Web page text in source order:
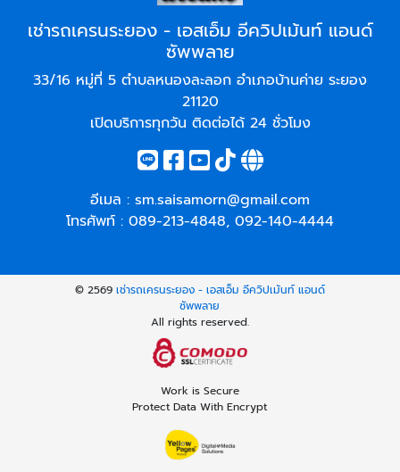
เช่ารถเครนระยอง - เอสเอ็ม อีควิปเม้นท์ แอนด์
ซัพพลาย
33/16 หมู่ที่ 5 ตำบลหนองละลอก อำเภอบ้านค่าย ระยอง
21120
เปิดบริการทุกวัน ติดต่อได้ 24 ชั่วโมง
อีเมล : sm.saisamorn@gmail.com
โทรศัพท์ : 089-213-4848, 092-140-4444
© 2569 เช่ารถเครนระยอง - เอสเอ็ม อีควิปเม้นท์ แอนด์
ซัพพลาย
All rights reserved.
Work is Secure
Protect Data With Encrypt